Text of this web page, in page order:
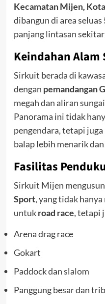
Kecamatan Mijen,
dibangun di area seluas
panjang lintasan sekitar
Keindahan Alam
Sirkuit berada di
dengan pemandangan
megah dan aliran
Panorama ini tidak
pengendara, tetapi
balap lebih menarik
Fasilitas
Sirkuit Mijen
Sport, yang tidak
untukroad race, tetapi
Arena drag race
Gokart
Paddock dan slalom
Panggung besar dan